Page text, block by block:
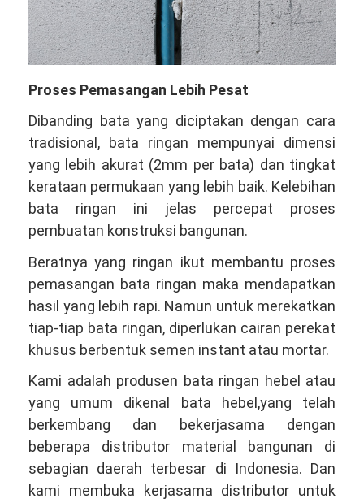
Proses Pemasangan Lebih Pesat
Dibanding bata yang diciptakan dengan cara
tradisional, bata ringan mempunyai dimensi
yang lebih akurat (2mm per bata) dan tingkat
kerataan permukaan yang lebih baik. Kelebihan
bata ringan ini jelas percepat proses
pembuatan konstruksi bangunan.
Beratnya yang ringan ikut membantu proses
pemasangan bata ringan maka mendapatkan
hasil yang lebih rapi. Namun untuk merekatkan
tiap-tiap bata ringan, diperlukan cairan perekat
khusus berbentuk semen instant atau mortar.
Kami adalah produsen bata ringan hebel atau
yang umum dikenal bata hebel,yang telah
berkembang dan bekerjasama dengan
beberapa distributor material bangunan di
sebagian daerah terbesar di Indonesia. Dan
kami membuka kerjasama distributor untuk